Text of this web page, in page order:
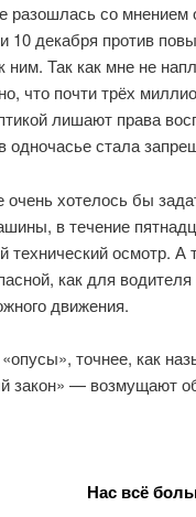
разошлась со мнением
10 декабря против
ним. Так как мне не
что почти трёх
лишают права
одночасье стала
очень хотелось бы
в течение
технический осмотр.
как для
движения.
точнее, как
закон» — возмущают
Нас всё